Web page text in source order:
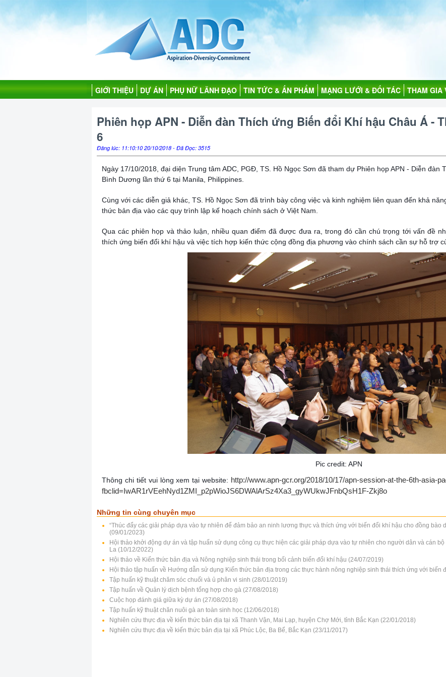
GIỚI THIỆU DỰ ÁN PHỤ NỮ LÃNH ĐẠO TIN TỨC & ẤN PHẨM MẠNG LƯỚI & ĐỐI TÁC THAM GIA
Phiên họp APN - Diễn đàn Thích ứng Biến đổi Khí hậu Châu Á -
6
Đăng lúc: 11:10:10 20/10/2018 - Đã Đọc: 3515
Ngày 17/10/2018, đại diện Trung tâm ADC, PGĐ, TS. Hồ Ngọc Sơn đã tham dự Phiên họp APN - Diễn đàn
Bình Dương lần thứ 6 tại Manila, Philippines.
Cùng với các diễn giả khác, TS. Hồ Ngọc Sơn đã trình bày công việc và kinh nghiệm liên quan đến khả
thức bản địa vào các quy trình lập kế hoạch chính sách ở Việt Nam.
Qua các phiên họp và thảo luận, nhiều quan điểm đã được đưa ra,
trong đó cần chú trọng tới vấn đề
thích ứng biến đổi khí hậu và việc tích hợp kiến thức cộng đồng địa phương vào chính sách cần sự hỗ trợ
Pic credit: APN
Thông chi tiết vui lòng xem tại website: http://www.apn-gcr.org/2018/10/17/apn-session-at-the-6th-asia-
fbclid=IwAR1rVEehNyd1ZMI_p2pWioJS6DWAlArSz4Xa3_gyWUkwJFnbQsH1F-Zkj8o
Những tin cùng chuyên mục
“Thúc đẩy các giải pháp dựa vào tự nhiên để đảm bảo an ninh lương thực và thích ứng với biến đổi khí hậu cho đồng bào
(09/01/2023)
Hội thảo khởi động dự án và tập huấn sử dụng công cụ thực hiện các giải pháp dựa vào tự nhiên cho người dân và cán
La (10/12/2022)
Hội thảo về Kiến thức bản địa và Nông nghiệp sinh thái trong bối cảnh biến đổi khí hậu (24/07/2019)
Hội thảo tập huấn về Hướng dẫn sử dụng Kiến thức bản địa trong các thực hành nông nghiệp sinh thái thích ứng với biến
Tập huấn kỹ thuật chăm sóc chuối và ủ phân vi sinh (28/01/2019)
Tập huấn về Quản lý dịch bệnh tổng hợp cho gà (27/08/2018)
Cuộc họp đánh giá giữa kỳ dự án (27/08/2018)
Tập huấn kỹ thuật chăn nuôi gà an toàn sinh học (12/06/2018)
Nghiên cứu thực địa về kiến thức bản địa tại xã Thanh Vận, Mai Lạp, huyện Chợ Mới, tỉnh Bắc Kạn (22/01/2018)
Nghiên cứu thực địa về kiến thức bản địa tại xã Phúc Lộc, Ba Bể, Bắc Kạn (23/11/2017)